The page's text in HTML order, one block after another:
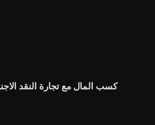
كسب المال مع تجارة النقد